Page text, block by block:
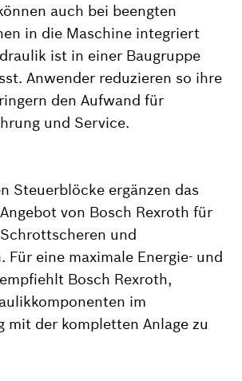
auch bei beengten
in die Maschine integriert
ist in einer Baugruppe
Anwender reduzieren so ihre
den Aufwand für
und Service.
Steuerblöcke ergänzen das
von Bosch Rexroth für
und
Für eine maximale Energie- und
Bosch Rexroth,
im
mit der kompletten Anlage zu